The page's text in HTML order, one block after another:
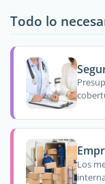
Todo lo
Los